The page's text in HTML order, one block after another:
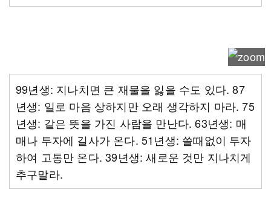
99년생: 지나치면 큰 재물을 잃을 수도 있다. 87
년생: 일로 마음 상하지만 오래 생각하지 마라. 75
년생: 같은 뜻을 가진 사람을 만난다. 63년생: 매
매나 투자에 길사가 온다. 51년생: 쓸때없이 투자
하여 고통만 온다. 39년생: 새로운 것만 지나치게
추구말라.